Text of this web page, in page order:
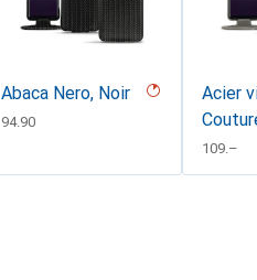
Abaca Nero, Noir
CHF
94.90
Acier
CHF
109.–